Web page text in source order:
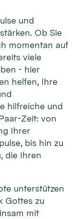
und
Ob Sie
momentan auf
viele
- hier
helfen, Ihre
hilfreiche und
Zeit: von
Ihrer
bis hin zu
, die Ihren
unterstützen
Gottes zu
mit